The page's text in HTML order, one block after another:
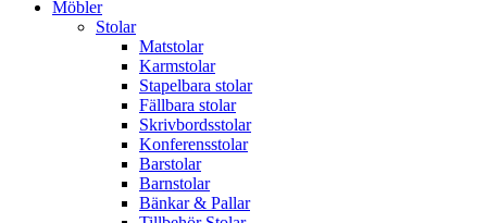
Möbler
Stolar
Matstolar
Karmstolar
Stapelbara stolar
Fällbara stolar
Skrivbordsstolar
Konferensstolar
Barstolar
Barnstolar
Bänkar & Pallar